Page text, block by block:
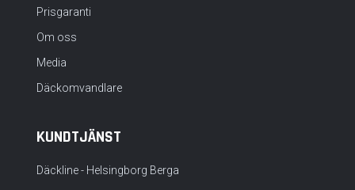
Prisgaranti
Om oss
Media
Däckomvandlare
KUNDTJÄNST
Däckline - Helsingborg Berga